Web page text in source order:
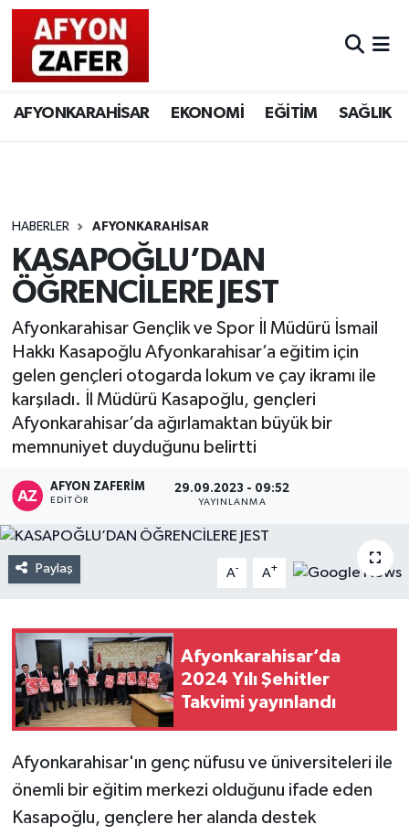
AFYONKARAHİSAR EKONOMİ EĞİTİM SAĞLIK
HABERLER AFYONKARAHİSAR
KASAPOĞLU’DAN
ÖĞRENCİLERE JEST
Afyonkarahisar Gençlik ve Spor İl Müdürü İsmail
Hakkı Kasapoğlu Afyonkarahisar’a eğitim için
gelen gençleri otogarda lokum ve çay ikramı ile
karşıladı. İl Müdürü Kasapoğlu, gençleri
Afyonkarahisar’da ağırlamaktan büyük bir
memnuniyet duyduğunu belirtti
AFYON ZAFERİM
EDITÖR
29.09.2023 - 09:52
YAYINLANMA
Paylaş A- A+
Afyonkarahisar’da
2024 Yılı Şehitler
Takvimi yayınlandı
Afyonkarahisar'ın genç nüfusu ve üniversiteleri ile
önemli bir eğitim merkezi olduğunu ifade eden
Kasapoğlu, gençlere her alanda destek